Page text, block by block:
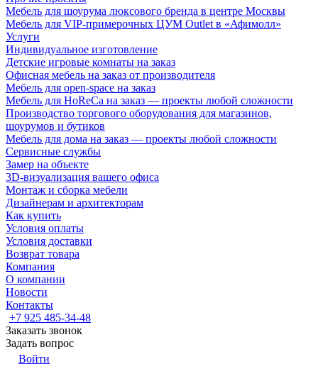
Мебель для шоурума люксового бренда в центре Москвы
Мебель для VIP-примерочных ЦУМ Outlet в «Афимолл»
Услуги
Индивидуальное изготовление
Детские игровые комнаты на заказ
Офисная мебель на заказ от производителя
Мебель для open-space на заказ
Мебель для HoReCa на заказ — проекты любой сложности
Производство торгового оборудования для магазинов,
шоурумов и бутиков
Мебель для дома на заказ — проекты любой сложности
Сервисные службы
Замер на объекте
3D-визуализация вашего офиса
Монтаж и сборка мебели
Дизайнерам и архитекторам
Как купить
Условия оплаты
Условия доставки
Возврат товара
Компания
О компании
Новости
Контакты
+7 925 485-34-48
Заказать звонок
Задать вопрос
Войти